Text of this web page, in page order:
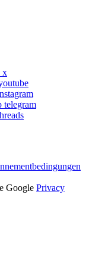
x
telegram
Google Privacy